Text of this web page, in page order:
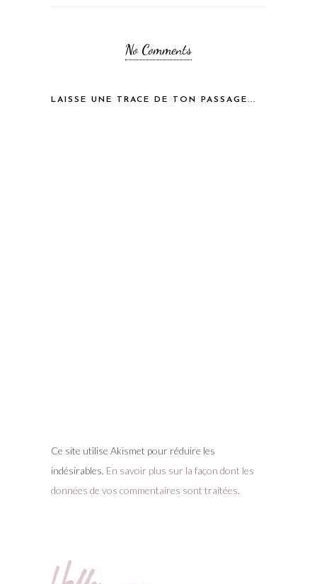
No Comments
LAISSE UNE TRACE DE TON PASSAGE...
Ce site utilise Akismet pour réduire les
indésirables. En savoir plus sur la façon dont les
données de vos commentaires sont traitées.